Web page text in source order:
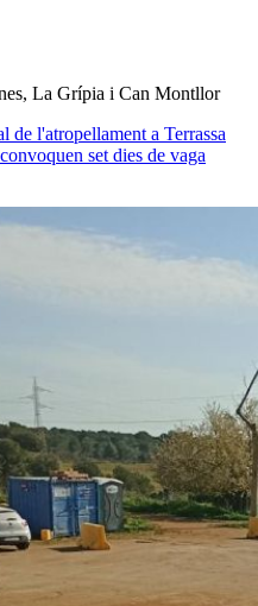
La Grípia i Can Montllor
l'atropellament a Terrassa
set dies de vaga